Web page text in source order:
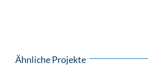
Ähnliche Projekte